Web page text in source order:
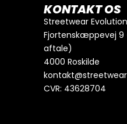
KONTAKT OS
Streetwear
Fjortenskæppevej
aftale)
4000 Roskilde
CVR: 43628704